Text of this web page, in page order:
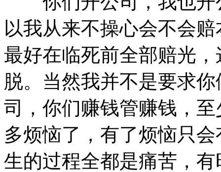
以我从来不操心会不会
最好在临死前全部赔光
脱。当然我并不是要求
司，你们赚钱管赚钱，
多烦恼了，有了烦恼只
生的过程全都是痛苦，